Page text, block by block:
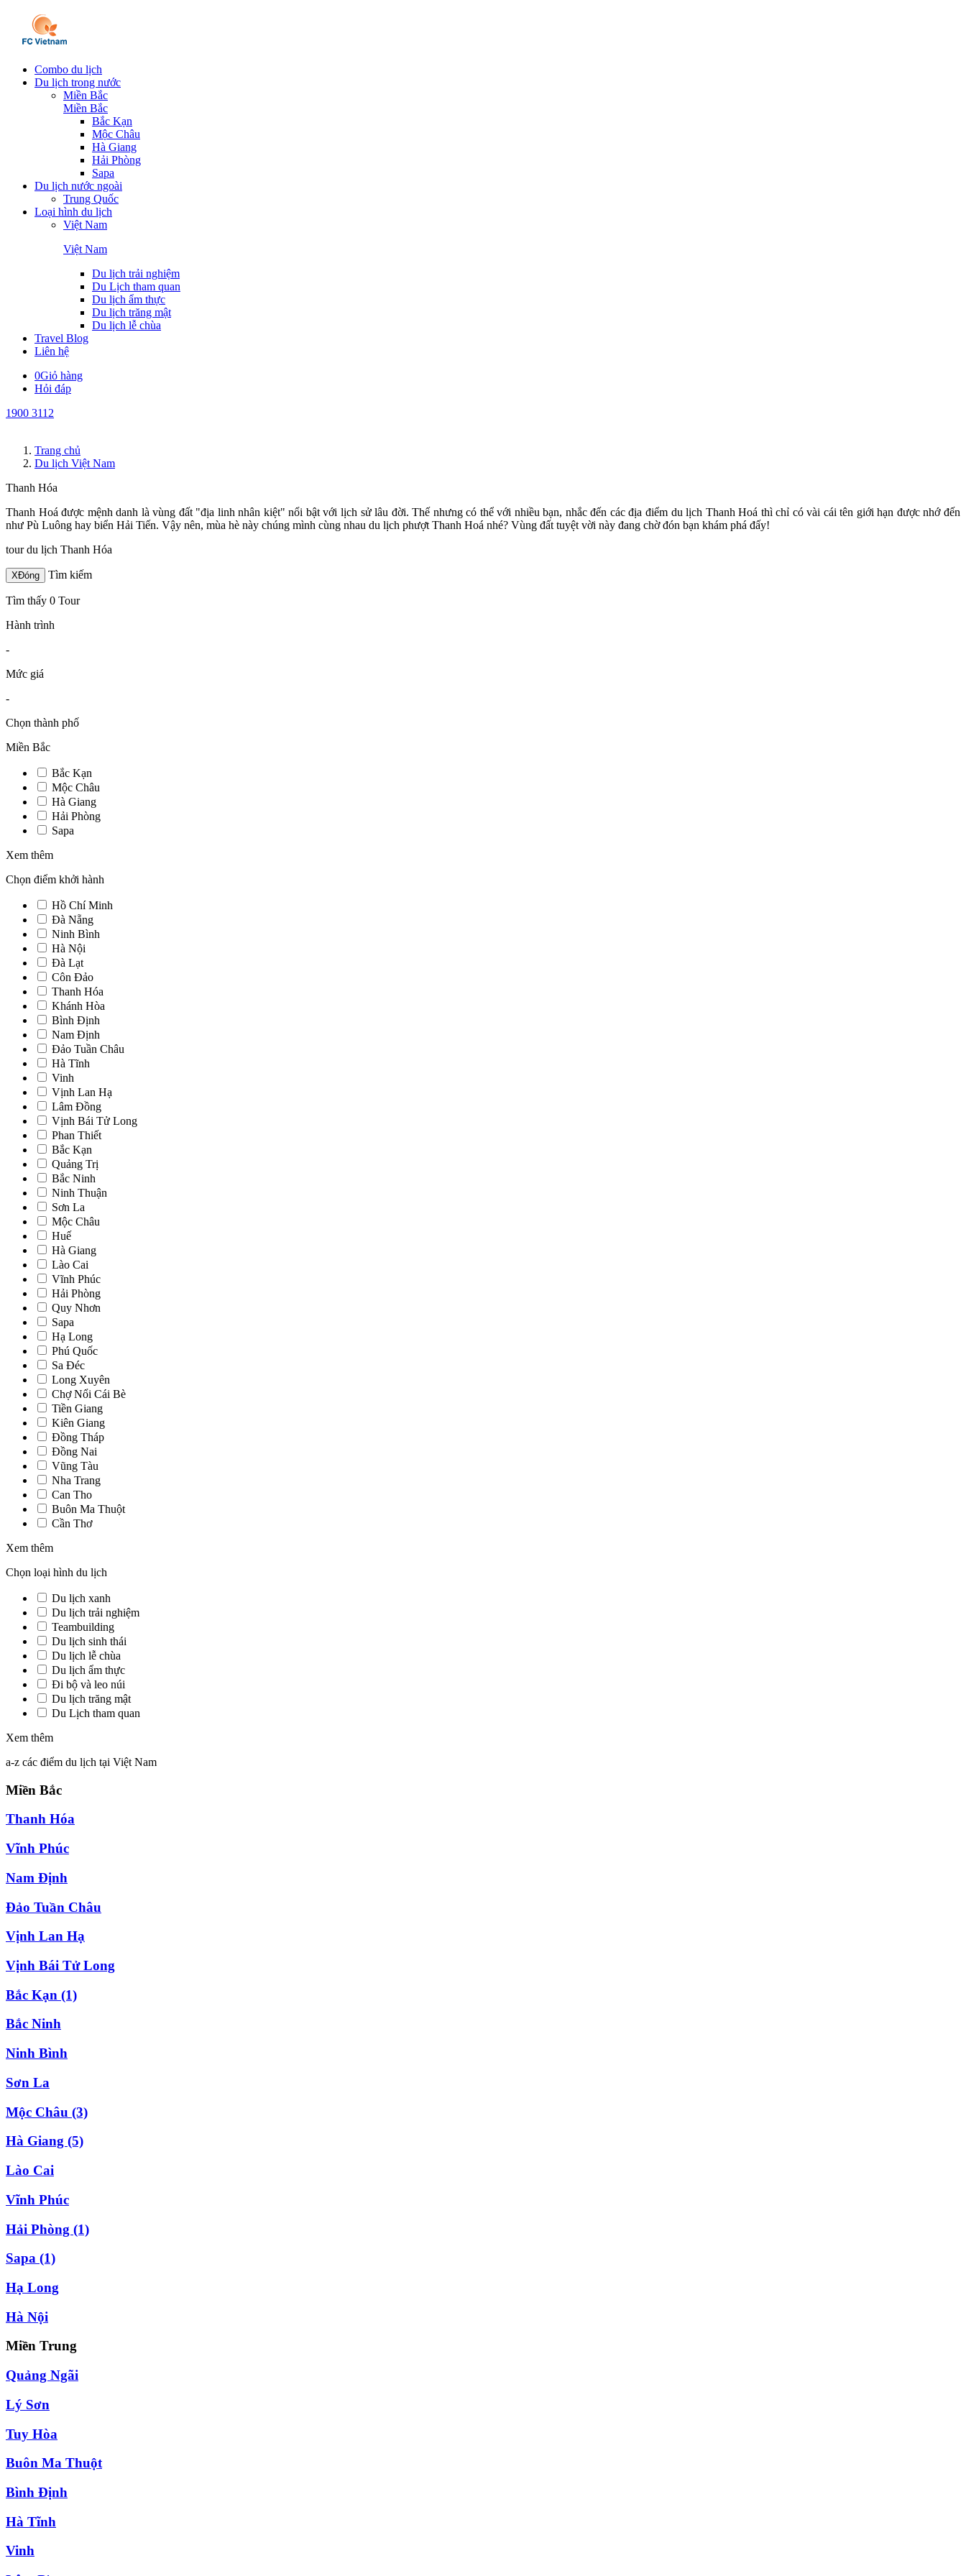
Combo du lịch
Du lịch trong nước
Miền Bắc
Miền Bắc
Bắc Kạn
Mộc Châu
Hà Giang
Hải Phòng
Sapa
Du lịch nước ngoài
Trung Quốc
Loại hình du lịch
Việt Nam
Việt Nam
Du lịch trải nghiệm
Du Lịch tham quan
Du lịch ẩm thực
Du lịch trăng mật
Du lịch lễ chùa
Travel Blog
Liên hệ
0Giỏ hàng
Hỏi đáp
1900 3112
Trang chủ
Du lịch Việt Nam
Thanh Hóa
Thanh Hoá được mệnh danh là vùng đất "địa linh nhân kiệt" nổi bật với lịch sử lâu đời. Thế nhưng có thể với nhiều bạn, nhắc đến các địa điểm du lịch Thanh Hoá thì chỉ có vài cái tên giới hạn được nhớ đến
như Pù Luông hay biển Hải Tiến. Vậy nên, mùa hè này chúng mình cùng nhau du lịch phượt Thanh Hoá nhé? Vùng đất tuyệt vời này đang chờ đón bạn khám phá đấy!
tour du lịch Thanh Hóa
XĐóng Tìm kiếm
Tìm thấy 0 Tour
Hành trình
-
Mức giá
-
Chọn thành phố
Miền Bắc
Bắc Kạn
Mộc Châu
Hà Giang
Hải Phòng
Sapa
Xem thêm
Chọn điểm khởi hành
Hồ Chí Minh
Đà Nẵng
Ninh Bình
Hà Nội
Đà Lạt
Côn Đảo
Thanh Hóa
Khánh Hòa
Bình Định
Nam Định
Đảo Tuần Châu
Hà Tĩnh
Vinh
Vịnh Lan Hạ
Lâm Đồng
Vịnh Bái Tử Long
Phan Thiết
Bắc Kạn
Quảng Trị
Bắc Ninh
Ninh Thuận
Sơn La
Mộc Châu
Huế
Hà Giang
Lào Cai
Vĩnh Phúc
Hải Phòng
Quy Nhơn
Sapa
Hạ Long
Phú Quốc
Sa Đéc
Long Xuyên
Chợ Nổi Cái Bè
Tiền Giang
Kiên Giang
Đồng Tháp
Đồng Nai
Vũng Tàu
Nha Trang
Can Tho
Buôn Ma Thuột
Cần Thơ
Xem thêm
Chọn loại hình du lịch
Du lịch xanh
Du lịch trải nghiệm
Teambuilding
Du lịch sinh thái
Du lịch lễ chùa
Du lịch ẩm thực
Đi bộ và leo núi
Du lịch trăng mật
Du Lịch tham quan
Xem thêm
a-z các điểm du lịch tại Việt Nam
Miền Bắc
Thanh Hóa
Vĩnh Phúc
Nam Định
Đảo Tuần Châu
Vịnh Lan Hạ
Vịnh Bái Tử Long
Bắc Kạn (1)
Bắc Ninh
Ninh Bình
Sơn La
Mộc Châu (3)
Hà Giang (5)
Lào Cai
Vĩnh Phúc
Hải Phòng (1)
Sapa (1)
Hạ Long
Hà Nội
Miền Trung
Quảng Ngãi
Lý Sơn
Tuy Hòa
Buôn Ma Thuột
Bình Định
Hà Tĩnh
Vinh